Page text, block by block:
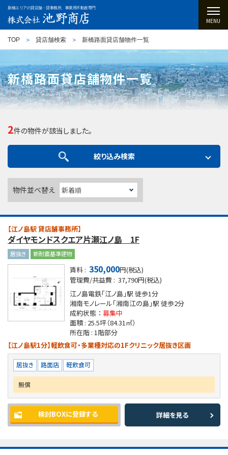
新橋エリアの貸店舗・貸事務所、事業用不動産専門
MENU
TOP 貸店舗検索 新橋路面貸店舗物件一覧
新橋路面貸店舗物件一覧
2件の物件が該当しました。
絞り込み検索
物件並べ替え
【江ノ島駅 貸店舗事務所】
ダイヤモンドスクエア片瀬江ノ島 1F
居抜き 新耐震基準建物
賃料 : 350,000円(税込)
管理費/共益費 : 37,790円(税込)
江ノ島電鉄「江ノ島」駅 徒歩1分
湘南モノレール「湘南江の島」駅 徒歩2分
成約状態 ： 募集中
面積 : 25.5坪（84.31㎡）
所在階 : 1階部分
【江ノ島駅1分】軽飲食可・多業種対応の1Fクリニック居抜き区画
居抜き 路面店 軽飲食可
無償
検討BOXに登録する 詳細を見る